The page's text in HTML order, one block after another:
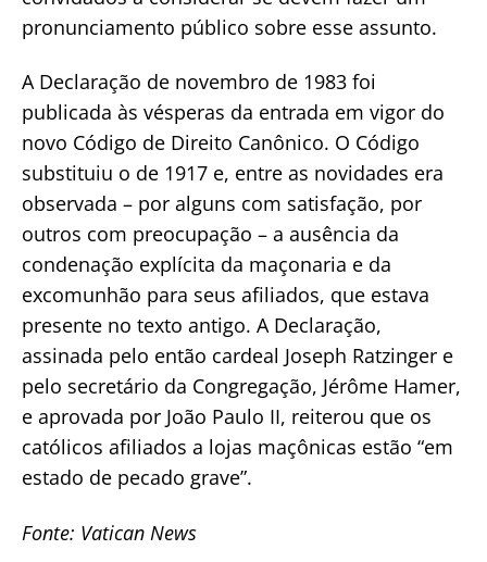
pronunciamento público sobre esse assunto.
A Declaração de novembro de 1983 foi
publicada às vésperas da entrada em vigor do
novo Código de Direito Canônico. O Código
substituiu o de 1917 e, entre as novidades era
observada – por alguns com satisfação, por
outros com preocupação – a ausência da
condenação explícita da maçonaria e da
excomunhão para seus afiliados, que estava
presente no texto antigo. A Declaração,
assinada pelo então cardeal Joseph Ratzinger e
pelo secretário da Congregação, Jérôme Hamer,
e aprovada por João Paulo II, reiterou que os
católicos afiliados a lojas maçônicas estão “em
estado de pecado grave”.
Fonte: Vatican News